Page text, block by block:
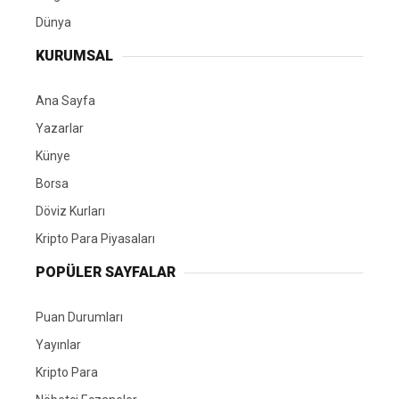
Dünya
KURUMSAL
Ana Sayfa
Yazarlar
Künye
Borsa
Döviz Kurları
Kripto Para Piyasaları
POPÜLER SAYFALAR
Puan Durumları
Yayınlar
Kripto Para